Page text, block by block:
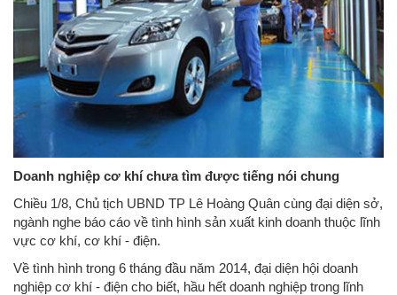
Doanh nghiệp cơ khí chưa tìm được tiếng nói chung
Chiều 1/8, Chủ tịch UBND TP Lê Hoàng Quân cùng đại diện sở,
ngành nghe báo cáo về tình hình sản xuất kinh doanh thuộc lĩnh
vực cơ khí, cơ khí - điện.
Về tình hình trong 6 tháng đầu năm 2014, đại diện hội doanh
nghiệp cơ khí - điện cho biết, hầu hết doanh nghiệp trong lĩnh